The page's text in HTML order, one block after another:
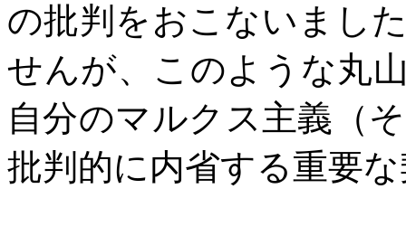
の批判をおこないまし
せんが、このような丸
自分のマルクス主義（
批判的に内省する重要